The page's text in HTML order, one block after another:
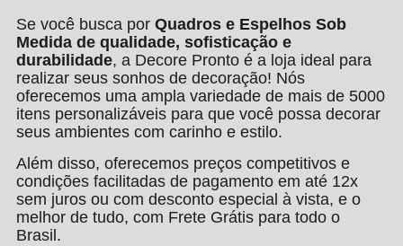
Se você busca por Quadros e Espelhos Sob
Medida de qualidade, sofisticação e
durabilidade, a Decore Pronto é a loja ideal para
realizar seus sonhos de decoração! Nós
oferecemos uma ampla variedade de mais de 5000
itens personalizáveis para que você possa decorar
seus ambientes com carinho e estilo.
Além disso, oferecemos preços competitivos e
condições facilitadas de pagamento em até 12x
sem juros ou com desconto especial à vista, e o
melhor de tudo, com Frete Grátis para todo o
Brasil.